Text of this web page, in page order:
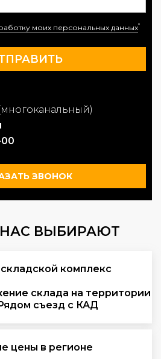
моих персональных данных*
ЗВОНОК
ВЫБИРАЮТ
склада на территории
съезд с КАД